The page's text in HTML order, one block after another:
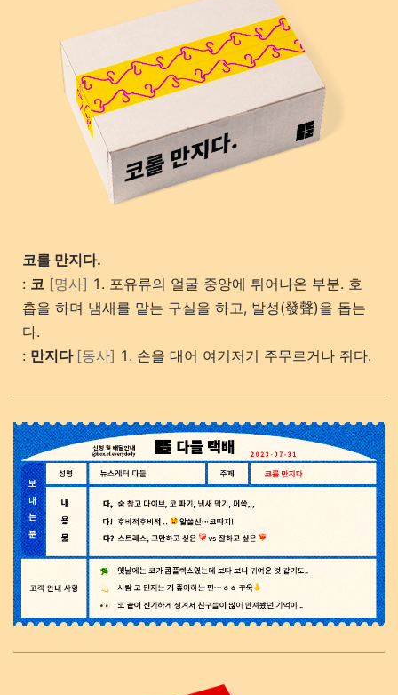
코를 만지다.
: 코 [명사] 1. 포유류의 얼굴 중앙에 튀어나온 부분. 호
흡을 하며 냄새를 맡는 구실을 하고, 발성(發聲)을 돕는
다.
: 만지다 [동사] 1. 손을 대어 여기저기 주무르거나 쥐다.